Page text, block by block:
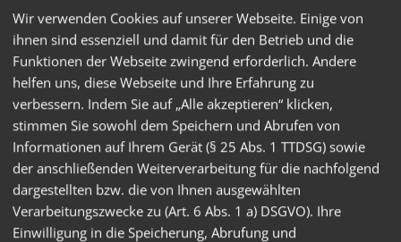
Arbeitstemperaturbereich: -20 °C bis +50 °C
Feuchtigkeit: 20 % bis 90 % nicht kondensierend
Direktes Gegenlicht ist zu vermeiden
Direkter Anschluss an gebäudeseitige CAT 7 Leitung
Energieversorgung: PoE+ (802.3at-2009)
Mit Montagezubehör
Maße: 102 x 130 x 45 mm
Wir verwenden Cookies auf unserer Webseite. Einige von
ihnen sind essenziell und damit für den Betrieb und die
Funktionen der Webseite zwingend erforderlich. Andere
helfen uns, diese Webseite und Ihre Erfahrung zu
verbessern. Indem Sie auf „Alle akzeptieren“ klicken,
stimmen Sie sowohl dem Speichern und Abrufen von
Informationen auf Ihrem Gerät (§ 25 Abs. 1 TTDSG) sowie
der anschließenden Weiterverarbeitung für die nachfolgend
dargestellten bzw. die von Ihnen ausgewählten
Verarbeitungszwecke zu (Art. 6 Abs. 1 a) DSGVO). Ihre
Einwilligung in die Speicherung, Abrufung und